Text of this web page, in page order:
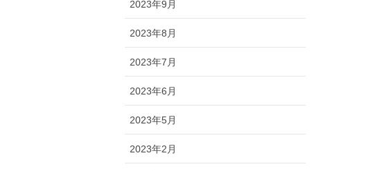
2023年9月
2023年8月
2023年7月
2023年6月
2023年5月
2023年2月